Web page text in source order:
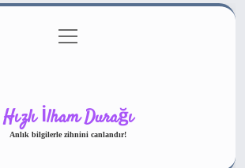
Gizlilik Politikası
menüyü
aç
Hızlı İlham Durağı
Anlık bilgilerle zihnini canlandır!